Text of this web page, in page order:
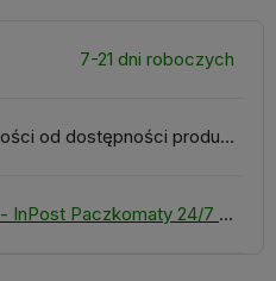
7-21 dni roboczych
W zależności od dostępności produktu
- InPost Paczkomaty 24/7